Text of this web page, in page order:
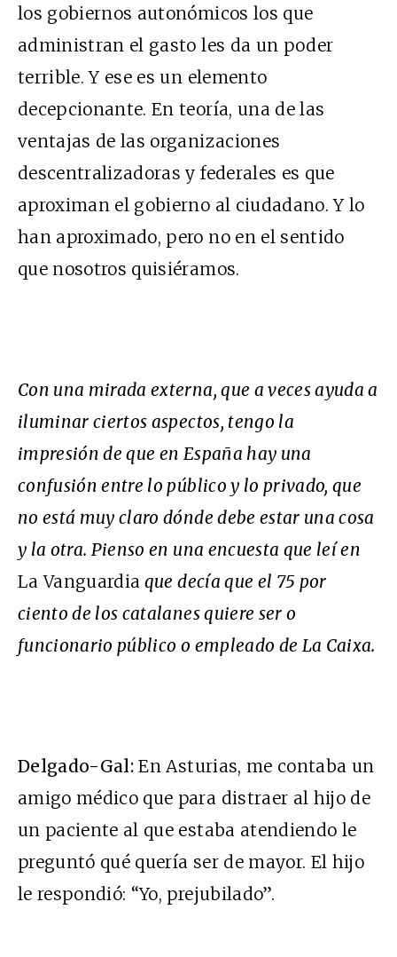
los gobiernos autonómicos los que
administran el gasto les da un poder
terrible. Y ese es un elemento
decepcionante. En teoría, una de las
ventajas de las organizaciones
descentralizadoras y federales es que
aproximan el gobierno al ciudadano. Y lo
han aproximado, pero no en el sentido
que nosotros quisiéramos.
Con una mirada externa, que a veces ayuda a
iluminar ciertos aspectos, tengo la
impresión de que en España hay una
confusión entre lo público y lo privado, que
no está muy claro dónde debe estar una cosa
y la otra. Pienso en una encuesta que leí en
La Vanguardia que decía que el 75 por
ciento de los catalanes quiere ser o
funcionario público o empleado de La Caixa.
Delgado-Gal: En Asturias, me contaba un
amigo médico que para distraer al hijo de
un paciente al que estaba atendiendo le
preguntó qué quería ser de mayor. El hijo
le respondió: “Yo, prejubilado”.